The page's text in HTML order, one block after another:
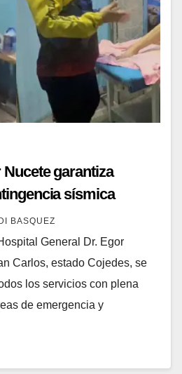
garantiza
sísmica
BASQUEZ
General Dr. Egor
Carlos, estado Cojedes, se
los servicios con plena
de emergencia y